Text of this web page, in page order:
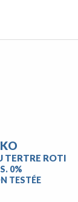
TERTRE ROTI
0%
TESTÉE